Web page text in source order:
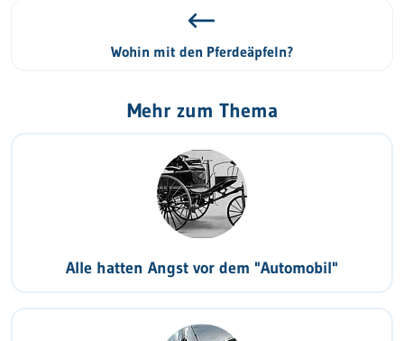
Wohin mit den Pferdeäpfeln?
Mehr zum Thema
Alle hatten Angst vor dem "Automobil"